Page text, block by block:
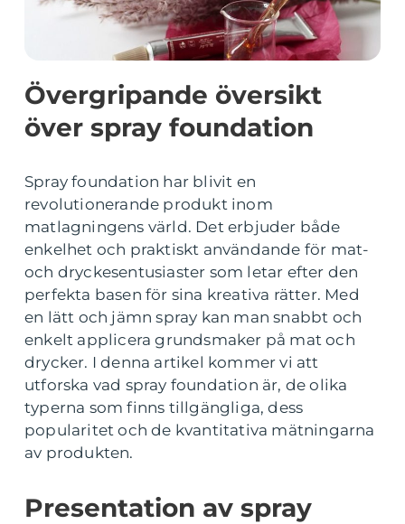
Övergripande översikt
över spray foundation
Spray foundation har blivit en
revolutionerande produkt inom
matlagningens värld. Det erbjuder både
enkelhet och praktiskt användande för mat-
och dryckesentusiaster som letar efter den
perfekta basen för sina kreativa rätter. Med
en lätt och jämn spray kan man snabbt och
enkelt applicera grundsmaker på mat och
drycker. I denna artikel kommer vi att
utforska vad spray foundation är, de olika
typerna som finns tillgängliga, dess
popularitet och de kvantitativa mätningarna
av produkten.
Presentation av spray